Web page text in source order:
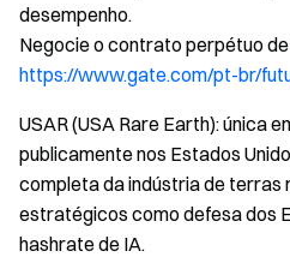
desempenho.
Negocie o contrato perpétuo
https://www.gate.com/pt-br/
USAR (USA Rare Earth): única
publicamente nos Estados
completa da indústria de terras
estratégicos como defesa dos
hashrate de IA.